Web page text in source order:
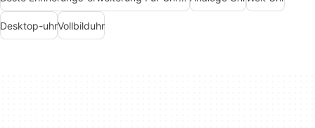
Desktop-uhrVollbilduhr